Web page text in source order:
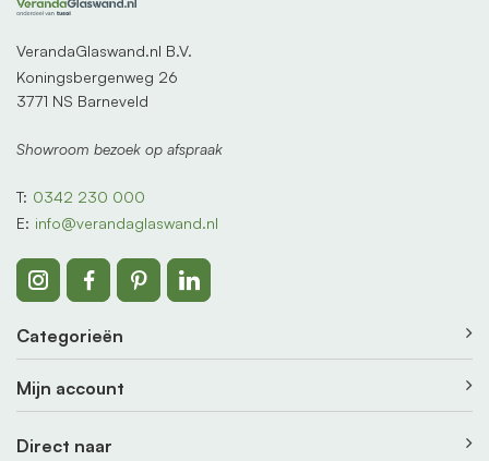
VerandaGlaswand.nl B.V.
Koningsbergenweg 26
3771 NS Barneveld
Showroom bezoek op afspraak
T: 0342 230 000
E: info@verandaglaswand.nl
Categorieën
Mijn account
Direct naar